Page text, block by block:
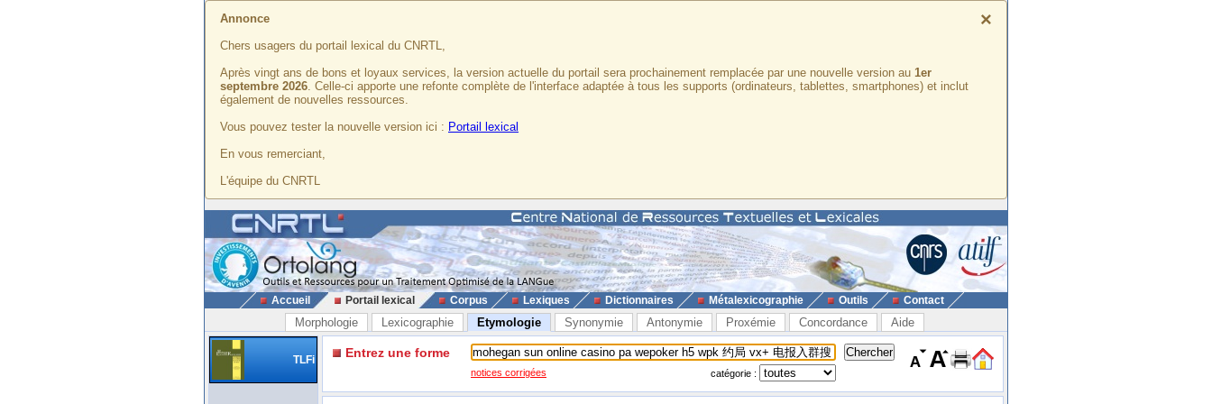
×
Annonce
Chers usagers du portail lexical du CNRTL,
Après vingt ans de bons et loyaux services, la version actuelle du portail sera prochainement remplacée par une nouvelle version au 1er
septembre 2026. Celle-ci apporte une refonte complète de l'interface adaptée à tous les supports (ordinateurs, tablettes, smartphones) et inclut
également de nouvelles ressources.
Vous pouvez tester la nouvelle version ici : Portail lexical
En vous remerciant,
L'équipe du CNRTL
Accueil Portail lexical Corpus Lexiques Dictionnaires Métalexicographie Outils Contact
Morphologie Lexicographie Etymologie Synonymie Antonymie Proxémie Concordance Aide
TLFi Entrez une forme
notices corrigées catégorie :